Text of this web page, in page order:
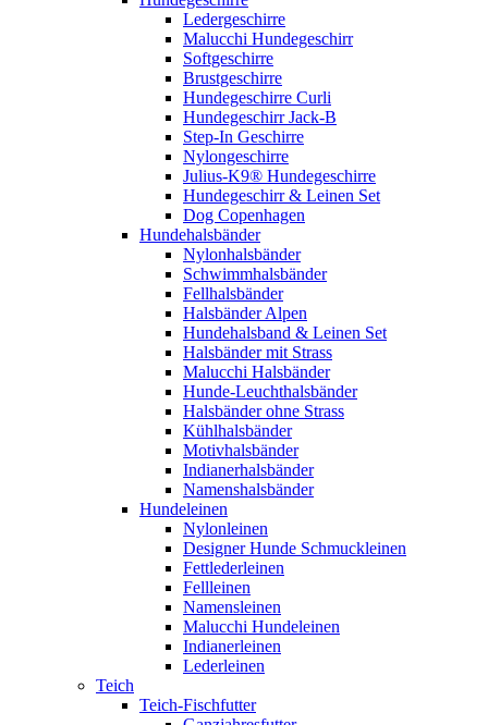
Ledergeschirre
Malucchi Hundegeschirr
Softgeschirre
Brustgeschirre
Hundegeschirre Curli
Hundegeschirr Jack-B
Step-In Geschirre
Nylongeschirre
Julius-K9® Hundegeschirre
Hundegeschirr & Leinen Set
Dog Copenhagen
Hundehalsbänder
Nylonhalsbänder
Schwimmhalsbänder
Fellhalsbänder
Halsbänder Alpen
Hundehalsband & Leinen Set
Halsbänder mit Strass
Malucchi Halsbänder
Hunde-Leuchthalsbänder
Halsbänder ohne Strass
Kühlhalsbänder
Motivhalsbänder
Indianerhalsbänder
Namenshalsbänder
Hundeleinen
Nylonleinen
Designer Hunde Schmuckleinen
Fettlederleinen
Fellleinen
Namensleinen
Malucchi Hundeleinen
Indianerleinen
Lederleinen
Teich
Teich-Fischfutter